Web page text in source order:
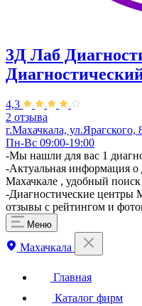
3Д Лаб
4,3
2 отзыва
г.Махачкала, ул.Ярагского,
Пн-Вс 09:00-19:00
-Мы нашли для вас 1
-Актуальная информация о
Махачкале , удобный
-Диагностические центры
отзывы с рейтингом и
Меню
Махачкала
Главная
Каталог фирм